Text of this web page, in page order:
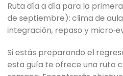
Ruta día a día para la
de septiembre): clima de
integración, repaso y
Si estás preparando el
esta guía te ofrece una ruta